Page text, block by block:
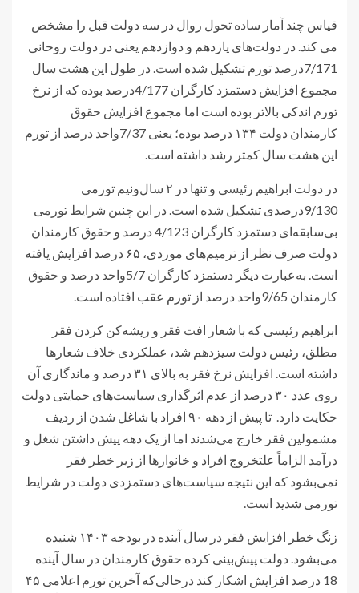
قیاس چند آمار ساده تحول روال در سه دولت قبل را مشخص
می کند. در دولت‌های یازدهم و دوازدهم یعنی در دولت روحانی
7/171درصد تورم تشکیل شده است. در طول این هشت سال
مجموع افزایش دستمزد کارگران 4/177درصد بوده که از نرخ
تورم اندکی بالاتر بوده است اما مجموع افزایش حقوق
کارمندان دولت ۱۳۴ درصد بوده؛ یعنی 7/37واحد درصد از تورم
این هشت سال کمتر رشد داشته است.
در دولت ابراهیم رئیسی و تنها در ۲ سال‌ونیم تورمی
9/130درصدی تشکیل شده است. در این چنین شرایط تورمی
بی‌سابقه‌ای دستمزد کارگران 4/123 درصد و حقوق کارمندان
دولت صرف نظر از ترمیم‌های موردی، ۶۵ درصد افزایش یافته
است. به‌عبارت دیگر دستمزد کارگران 5/7واحد درصد و حقوق
کارمندان 9/65واحد درصد از تورم عقب افتاده است.
ابراهیم رئیسی که با شعار افت فقر و ریشه‌کن کردن فقر
مطلق، رئیس دولت سیزدهم شد، عملکردی خلاف شعارها
داشته است. افزایش نرخ فقر به بالای ۳۱ درصد و ماندگاری آن
روی عدد ۳۰ درصد از عدم اثرگذاری سیاست‌های حمایتی دولت
حکایت دارد. تا پیش از دهه ۹۰ افراد با شاغل شدن از ردیف
مشمولین فقر خارج می‌شدند اما از یک دهه پیش داشتن شغل و
درآمد الزاماً علتخروج افراد و خانوارها از زیر خطر فقر
نمی‌بشود که این نتیجه سیاست‌های دستمزدی دولت در شرایط
تورمی شدید است.
زنگ خطر افزایش فقر در سال آینده در بودجه ۱۴۰۳ شنیده
می‌بشود. دولت پیش‌بینی کرده حقوق کارمندان در سال آینده
18 درصد افزایش اشکار کند درحالی‌که آخرین تورم اعلامی ۴۵